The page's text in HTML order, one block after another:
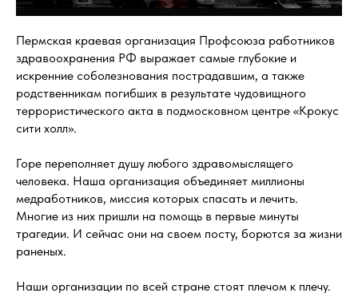
Пермская краевая организация Профсоюза работников
здравоохранения РФ выражает самые глубокие и
искренние соболезнования пострадавшим, а также
родственникам погибших в результате чудовищного
террористического акта в подмосковном центре «Крокус
сити холл».
Горе переполняет душу любого здравомыслящего
человека. Наша организация объединяет миллионы
медработников, миссия которых спасать и лечить.
Многие из них пришли на помощь в первые минуты
трагедии. И сейчас они на своем посту, борются за жизни
раненых.
Наши организации по всей стране стоят плечом к плечу.